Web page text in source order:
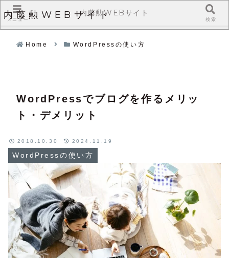
内藤勲WEBサイト
Home WordPressの使い方
WordPressでブログを作るメリッ
ト・デメリット
WordPressの使い方
2018.10.30 2024.11.19
メニュー
内藤勲WEBサイト
検索